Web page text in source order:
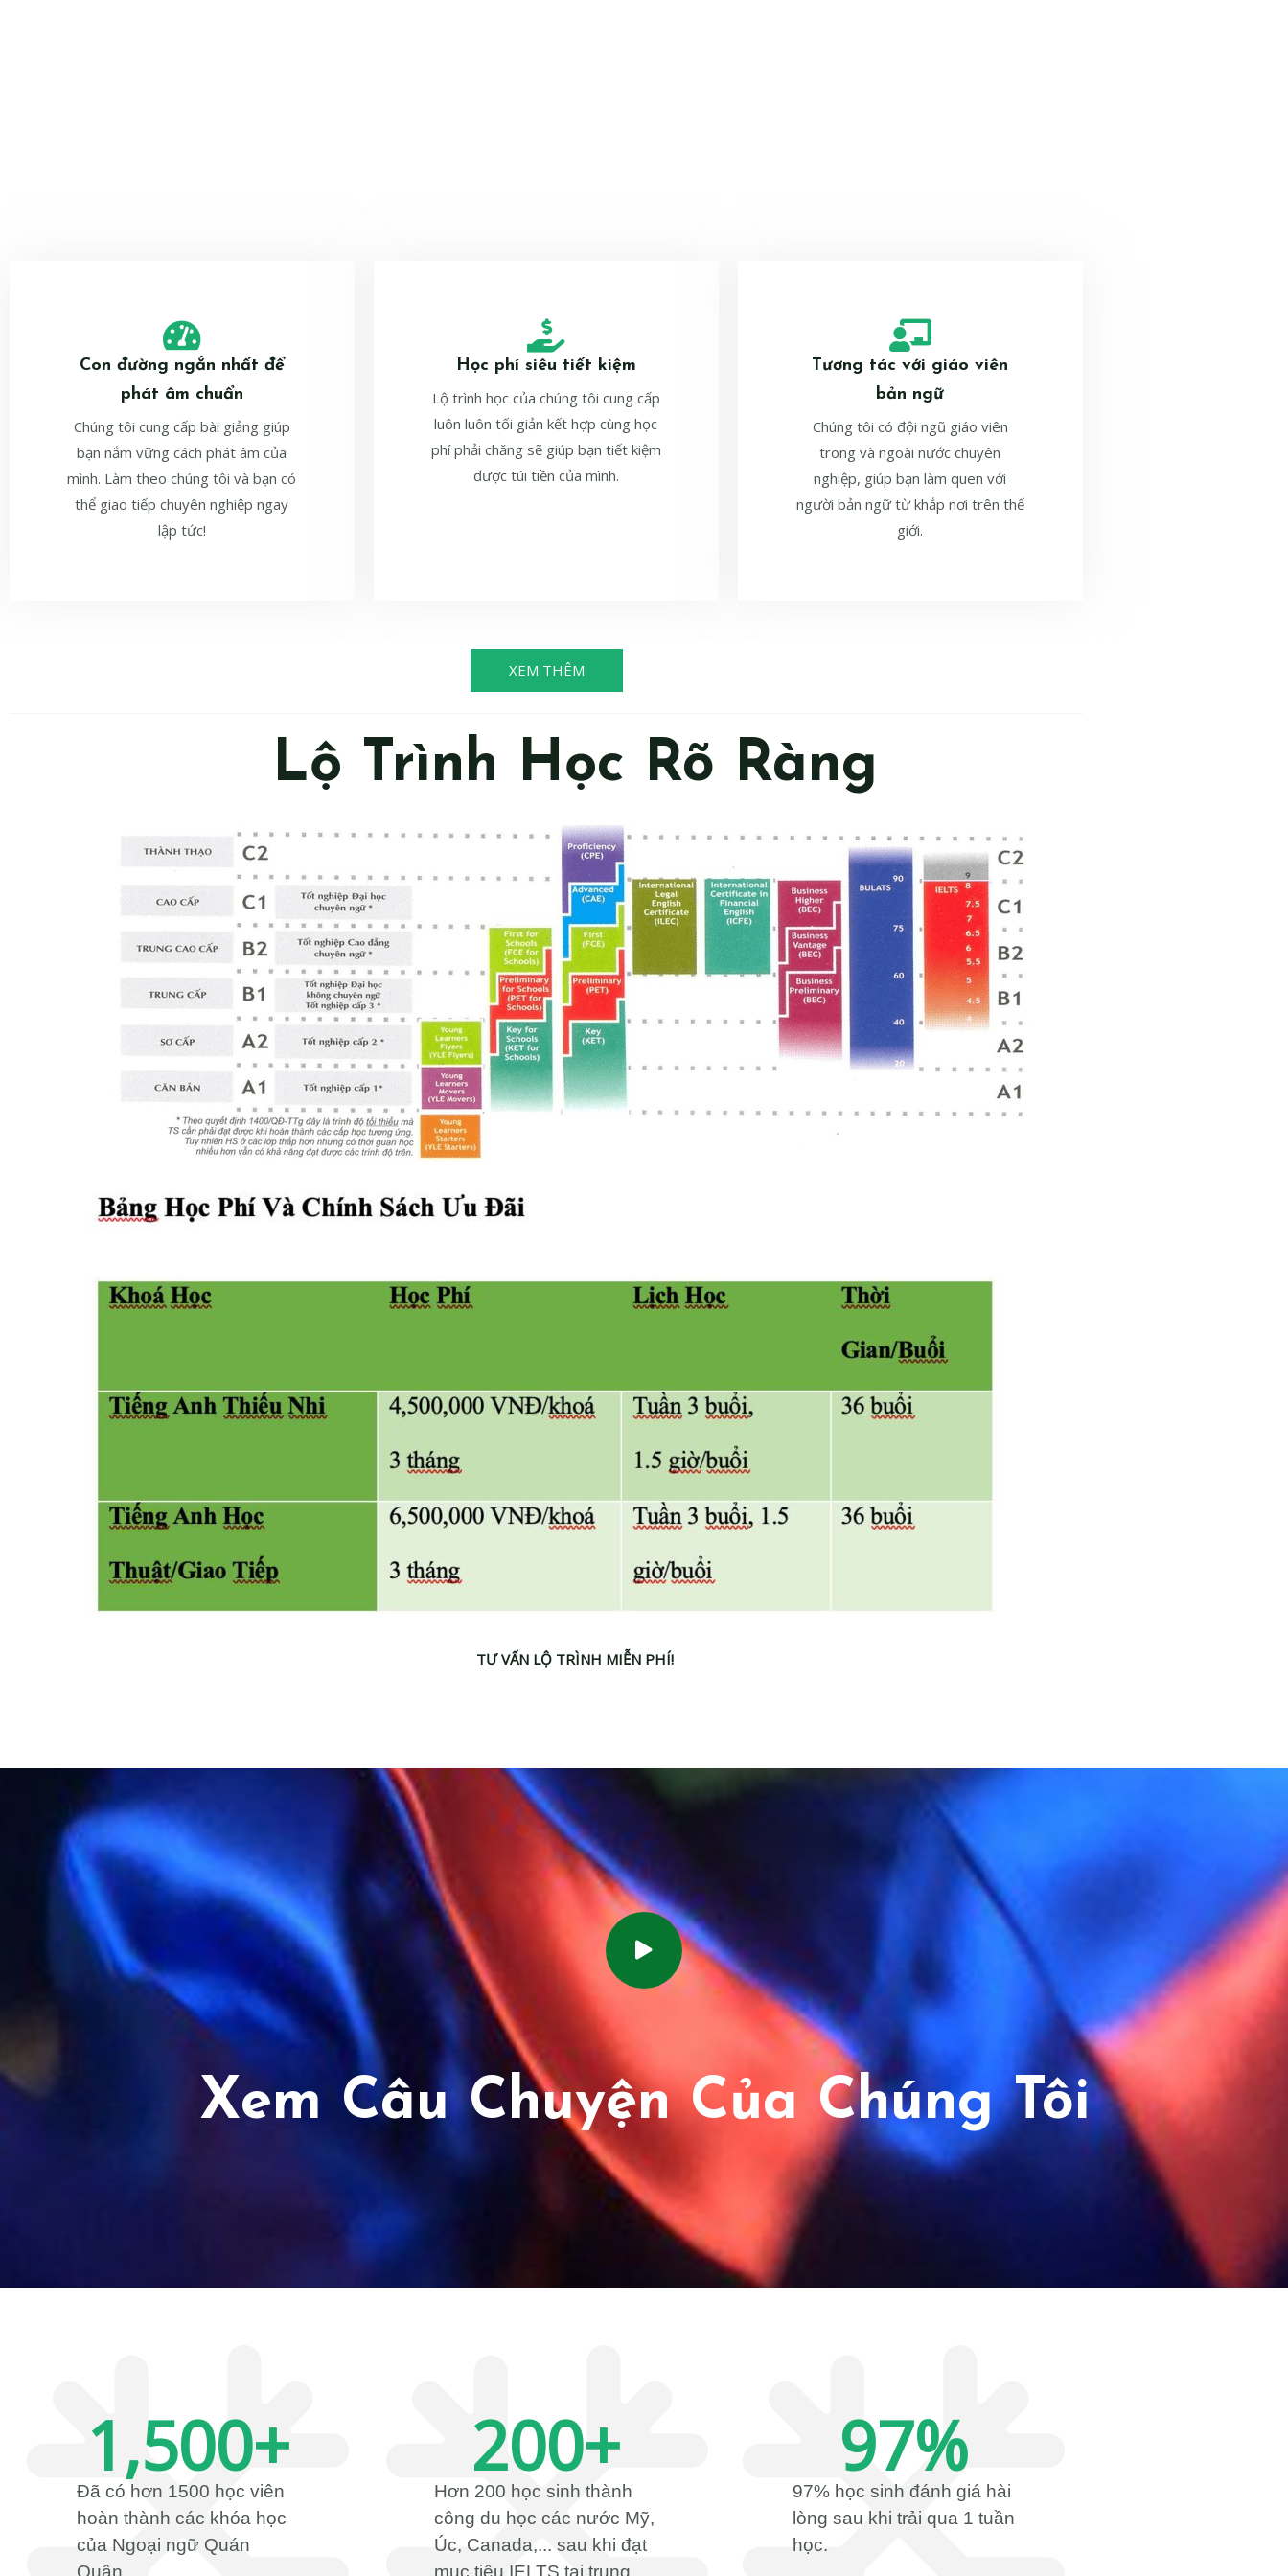
Con đường ngắn nhất để
phát âm chuẩn
Chúng tôi cung cấp bài giảng giúp
bạn nắm vững cách phát âm của
mình. Làm theo chúng tôi và bạn có
thể giao tiếp chuyên nghiệp ngay
lập tức!
Học phí siêu tiết kiệm
Lộ trình học của chúng tôi cung cấp
luôn luôn tối giản kết hợp cùng học
phí phải chăng sẽ giúp bạn tiết kiệm
được túi tiền của mình.
Tương tác với giáo viên
bản ngữ
Chúng tôi có đội ngũ giáo viên
trong và ngoài nước chuyên
nghiệp, giúp bạn làm quen với
người bản ngữ từ khắp nơi trên thế
giới.
XEM THÊM
Lộ Trình Học Rõ Ràng
TƯ VẤN LỘ TRÌNH MIỄN PHÍ!
Xem Câu Chuyện Của Chúng Tôi
Đã có hơn 1500 học viên
hoàn thành các khóa học
của Ngoại ngữ Quán
Quân.
1,500+
Hơn 200 học sinh thành
công du học các nước Mỹ,
Úc, Canada,... sau khi đạt
mục tiêu IELTS tại trung
200+
97% học sinh đánh giá hài
lòng sau khi trải qua 1 tuần
học.
97%